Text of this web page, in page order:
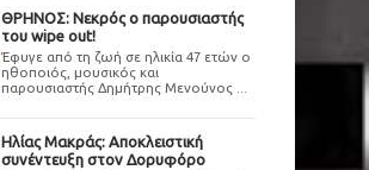
ΘΡΗΝΟΣ: Νεκρός ο παρουσιαστής
του wipe out!
Έφυγε από τη ζωή σε ηλικία 47 ετών ο
ηθοποιός, μουσικός και
παρουσιαστής Δημήτρης Μενούνος ...
Ηλίας Μακράς: Αποκλειστική
συνέντευξη στον Δορυφόρο